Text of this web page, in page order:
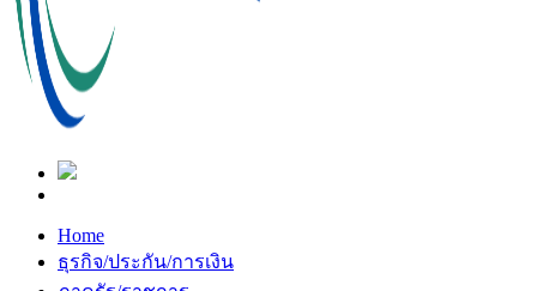
Home
ธุรกิจ/ประกัน/การเงิน